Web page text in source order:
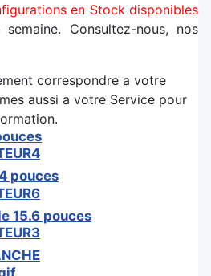
en Stock disponibles
semaine. Consultez-nous, nos
correspondre a votre
aussi a votre Service pour
pouces
15.6 pouces